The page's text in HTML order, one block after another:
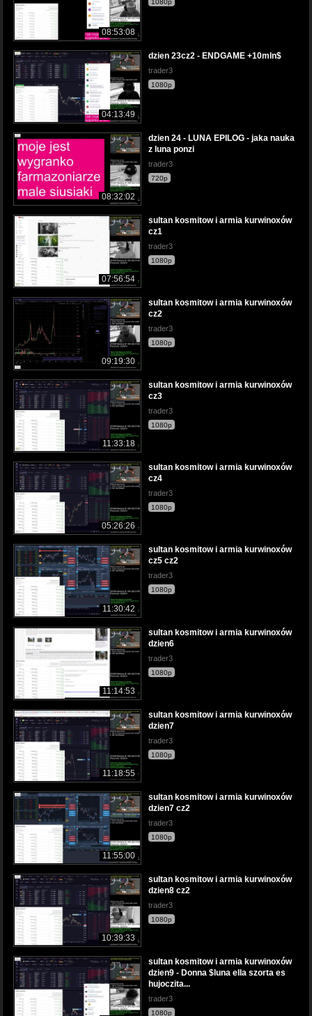
08:53:08
1080p
04:13:49
dzien 23cz2 - ENDGAME +10mln$
trader3
1080p
08:32:02
dzien 24 - LUNA EPILOG - jaka nauka
z luna ponzi
trader3
720p
07:56:54
sultan kosmitow i armia kurwinoxów
cz1
trader3
1080p
09:19:30
sultan kosmitow i armia kurwinoxów
cz2
trader3
1080p
11:33:18
sultan kosmitow i armia kurwinoxów
cz3
trader3
1080p
05:26:26
sultan kosmitow i armia kurwinoxów
cz4
trader3
1080p
11:30:42
sultan kosmitow i armia kurwinoxów
cz5 cz2
trader3
1080p
11:14:53
sultan kosmitow i armia kurwinoxów
dzien6
trader3
1080p
11:18:55
sultan kosmitow i armia kurwinoxów
dzien7
trader3
1080p
11:55:00
sultan kosmitow i armia kurwinoxów
dzien7 cz2
trader3
1080p
10:39:33
sultan kosmitow i armia kurwinoxów
dzien8 cz2
trader3
1080p
sultan kosmitow i armia kurwinoxów
dzien9 - Donna $luna ella szorta es
hujoczita...
trader3
1080p